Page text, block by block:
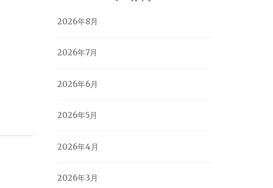
2026年8月
2026年7月
2026年6月
2026年5月
2026年4月
2026年3月